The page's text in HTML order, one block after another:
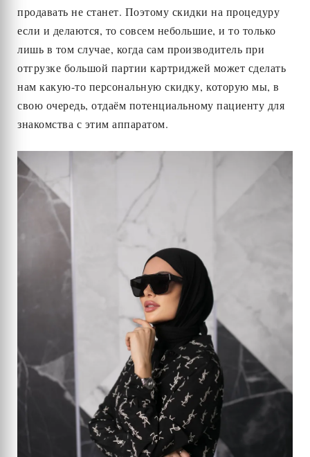
продавать не станет. Поэтому скидки на процедуру
если и делаются, то совсем небольшие, и то только
лишь в том случае, когда сам производитель при
отгрузке большой партии картриджей может сделать
нам какую-то персональную скидку, которую мы, в
свою очередь, отдаём потенциальному пациенту для
знакомства с этим аппаратом.